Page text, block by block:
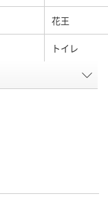
花王
トイレ